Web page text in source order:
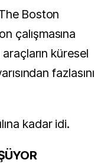
Boston
çalışmasına
küresel
fazlasını
kadar idi.